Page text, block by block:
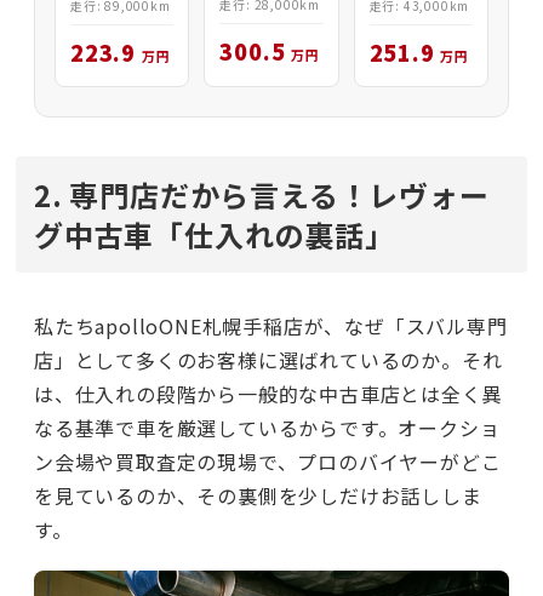
走行: 89,000km
223.9 万円
走行: 28,000km
300.5 万円
走行: 43,000km
251.9 万円
2. 専門店だから言える！レヴォー
グ中古車「仕入れの裏話」
私たちapolloONE札幌手稲店が、なぜ「スバル専門
店」として多くのお客様に選ばれているのか。それ
は、仕入れの段階から一般的な中古車店とは全く異
なる基準で車を厳選しているからです。オークショ
ン会場や買取査定の現場で、プロのバイヤーがどこ
を見ているのか、その裏側を少しだけお話ししま
す。